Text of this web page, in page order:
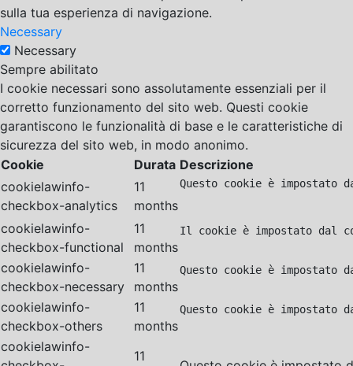
sulla tua esperienza di navigazione.
Necessary
Necessary
Sempre abilitato
I cookie necessari sono assolutamente essenziali per il
corretto funzionamento del sito web. Questi cookie
garantiscono le funzionalità di base e le caratteristiche di
sicurezza del sito web, in modo anonimo.
Cookie
Durata Descrizione
cookielawinfo-
checkbox-analytics
11
months
Questo cookie è
cookielawinfo-
checkbox-functional
11
months
Il cookie è impostato dal
cookielawinfo-
checkbox-necessary
11
months
Questo cookie è impostato
cookielawinfo-
checkbox-others
11
months
Questo cookie è
cookielawinfo-
11